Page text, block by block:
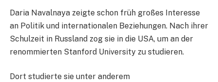
Daria Navalnaya zeigte schon früh großes Interesse
an Politik und internationalen Beziehungen. Nach ihrer
Schulzeit in Russland zog sie in die USA, um an der
renommierten Stanford University zu studieren.
Dort studierte sie unter anderem